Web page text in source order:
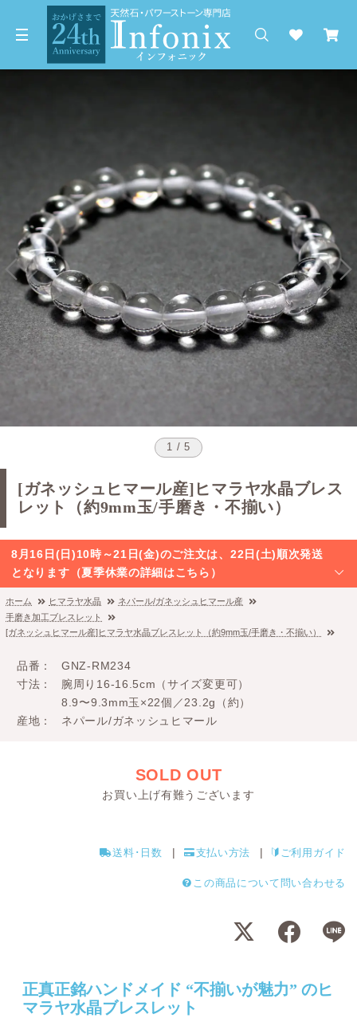
1 / 5
[ガネッシュヒマール産]ヒマラヤ水晶ブレス
レット（約9mm玉/手磨き・不揃い）
8月16日(日)10時～21日(金)のご注文は、22日(土)順次発送
となります（夏季休業の詳細はこちら）
ホーム ヒマラヤ水晶
ネパール/ガネッシュヒマール産
手磨き加工ブレスレット
[ガネッシュヒマール産]ヒマラヤ水晶ブレスレット（約9mm玉/手磨き・不揃い）
品番
GNZ-RM234
寸法
腕周り16-16.5cm（サイズ変更可）
8.9〜9.3mm玉×22個／23.2g（約）
産地
ネパール/ガネッシュヒマール
SOLD OUT
お買い上げ有難うございます
送料･日数 支払い方法 ご利用ガイド
この商品について問い合わせる
正真正銘ハンドメイド “不揃いが魅力” のヒ
マラヤ水晶ブレスレット